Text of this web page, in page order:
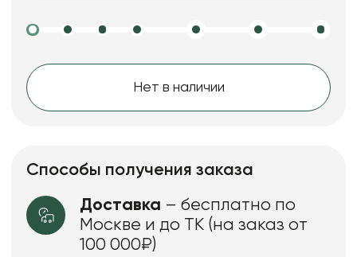
Нет в наличии
Способы получения заказа
Доставка – бесплатно по
Москве и до ТК (на заказ от
100 000₽)